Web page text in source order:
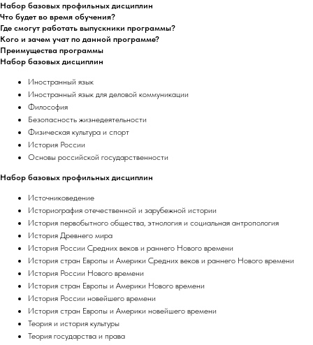
Набор базовых профильных дисциплин
Что будет во время обучения?
Где смогут работать выпускники программы?
Кого и зачем учат по данной программе?
Преимущества программы
Набор базовых дисциплин
Иностранный язык
Иностранный язык для деловой коммуникации
Философия
Безопасность жизнедеятельности
Физическая культура и спорт
История России
Основы российской государственности
Набор базовых профильных дисциплин
Источниковедение
Историография отечественной и зарубежной истории
История первобытного общества, этнология и социальная антропология
История Древнего мира
История России Средних веков и раннего Нового времени
История стран Европы и Америки Средних веков и раннего Нового времени
История России Нового времени
История стран Европы и Америки Нового времени
История России новейшего времени
История стран Европы и Америки новейшего времени
Теория и история культуры
Теория государства и права